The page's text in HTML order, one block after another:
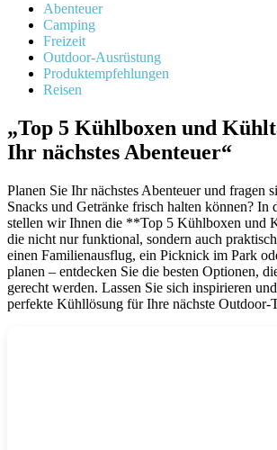
Abenteuer
Camping
Freizeit
Outdoor-Ausrüstung
Produktempfehlungen
Reisen
„Top 5 Kühlboxen und
Ihr nächstes Abenteuer“
Planen Sie Ihr nächstes Abenteuer und fragen
Snacks und Getränke frisch halten können? In
stellen wir Ihnen die **Top 5 Kühlboxen und
die nicht nur funktional, sondern auch
einen Familienausflug, ein Picknick im Park
planen – entdecken Sie die besten Optionen,
gerecht werden. Lassen Sie sich inspirieren
perfekte Kühllösung für Ihre nächste Outdoor-